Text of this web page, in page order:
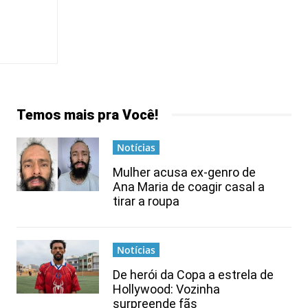
Temos mais pra Você!
Notícias
Mulher acusa ex-genro de
Ana Maria de coagir casal a
tirar a roupa
Notícias
De herói da Copa a estrela de
Hollywood: Vozinha
surpreende fãs